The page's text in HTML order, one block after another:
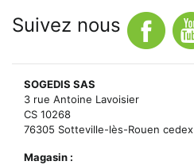
Suivez nous
SOGEDIS SAS
3 rue Antoine Lavoisier
CS 10268
76305 Sotteville-lès-Rouen cedex
Magasin :